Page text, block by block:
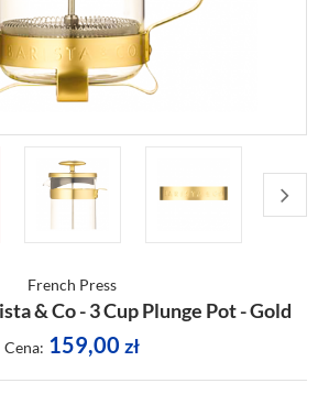
French Press
& Co - 3 Cup Plunge Pot - Gold
Cena: 159,00 zł